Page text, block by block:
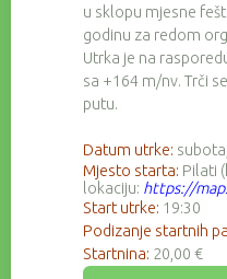
u sklopu mjesne
godinu za redom
Utrka je na
sa +164 m/nv. Trči
putu.
Datum utrke:
Mjesto starta: Pilati
lokaciju: https://
Start utrke: 19:30
Podizanje startnih
Startnina: 20,00 €